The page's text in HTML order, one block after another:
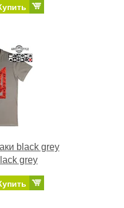
black grey
grey